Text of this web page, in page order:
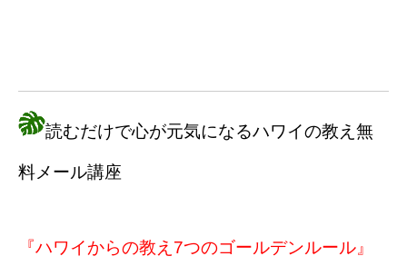
読むだけで心が元気になるハワイの教え無
料メール講座
『ハワイからの教え7つのゴールデンルール』